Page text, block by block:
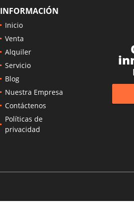
INFORMACIÓN
Inicio
Venta
Alquiler
Servicio
Blog
Nuestra Empresa
Contáctenos
Políticas de
privacidad